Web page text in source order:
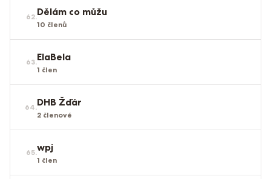
62.Dělám co můžu
10 členů
63.ElaBela
1 člen
64.DHB Žďár
2 členové
65.wpj
1 člen